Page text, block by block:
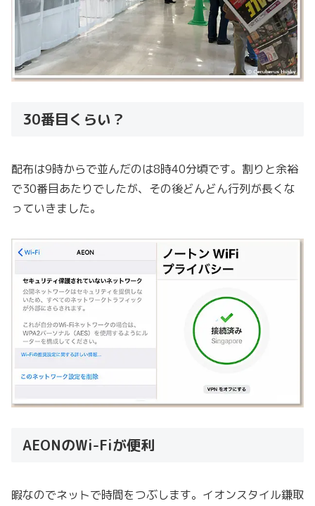
30番目くらい？
配布は9時からで並んだのは8時40分頃です。割りと余裕
で30番目あたりでしたが、その後どんどん行列が長くな
っていきました。
AEONのWi-Fiが便利
暇なのでネットで時間をつぶします。イオンスタイル鎌取